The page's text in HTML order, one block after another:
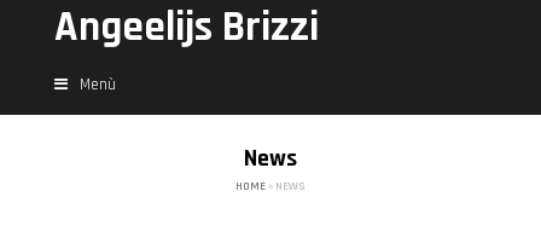
Angeelijs Brizzi
Menù
News
HOME» NEWS